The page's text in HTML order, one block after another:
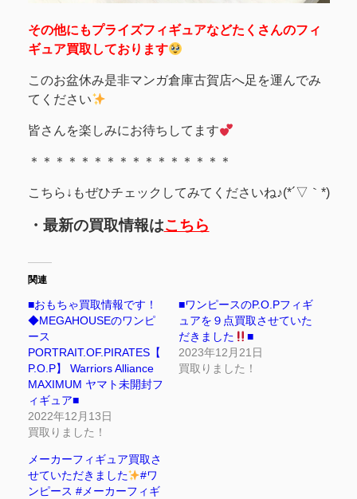
その他にもプライズフィギュアなどたくさんのフィ
ギュア買取しております
このお盆休み是非マンガ倉庫古賀店へ足を運んでみ
てください
皆さんを楽しみにお待ちしてます
＊＊＊＊＊＊＊＊＊＊＊＊＊＊＊＊
こちら↓もぜひチェックしてみてくださいね♪(*´▽｀*)
・最新の買取情報はこちら
関連
■おもちゃ買取情報です！
◆MEGAHOUSEのワンピ
ース
PORTRAIT.OF.PIRATES【
P.O.P】 Warriors Alliance
MAXIMUM ヤマト未開封フ
ィギュア■
2022年12月13日
買取りました！
■ワンピースのP.O.Pフィギ
ュアを９点買取させていた
だきました
■
2023年12月21日
買取りました！
メーカーフィギュア買取さ
せていただきました
#ワ
ンピース #メーカーフィギ